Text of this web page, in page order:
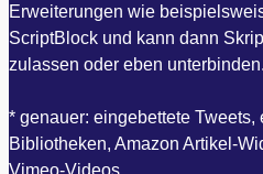
Erweiterungen wie
ScriptBlock und kann dann
zulassen oder eben unterbinden.
* genauer: eingebettete
Bibliotheken, Amazon Artikel-
Vimeo-Videos